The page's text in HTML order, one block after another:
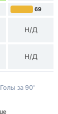
69
Н/Д
Н/Д
Голы за 90'